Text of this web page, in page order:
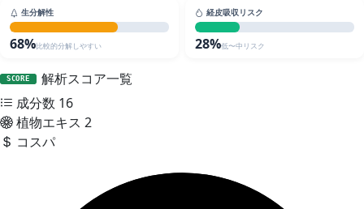
生分解性
68%比較的分解しやすい
経皮吸収リスク
28%低〜中リスク
SCORE
解析スコア一覧
成分数 16
植物エキス 2
コスパ